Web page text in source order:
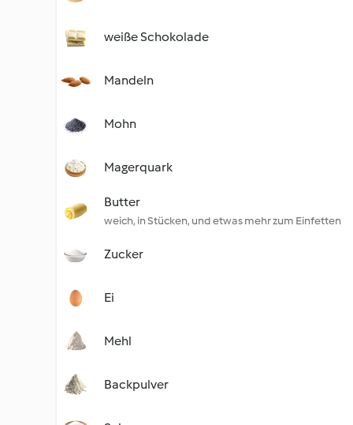
weiße Schokolade
Mandeln
Mohn
Magerquark
Butter
weich, in Stücken, und etwas mehr zum Einfetten
Zucker
Ei
Mehl
Backpulver